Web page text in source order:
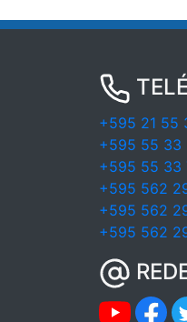
+595 21 55
+595 55 33
+595 55 33
+595 562
+595 562
+595 562